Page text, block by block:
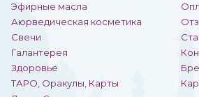
Эфирные масла
Аюрведическая косметика
Свечи
Галантерея
Здоровье
ТАРО, Оракулы, Карты